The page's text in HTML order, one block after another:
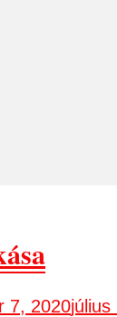
7, 2020július